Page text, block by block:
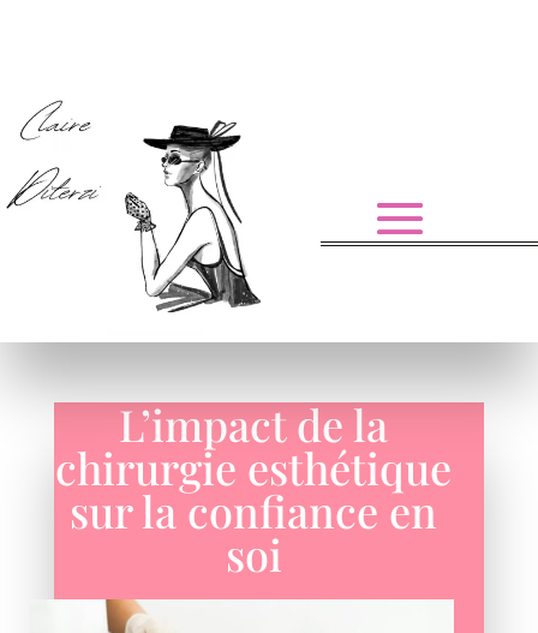
L’impact de la
chirurgie esthétique
sur la confiance en
soi